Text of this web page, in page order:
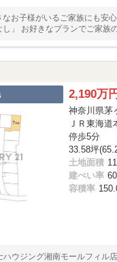
お子様がいるご家族にも安
」 お好きなプランでご家族
2,190万円
神奈川県茅
ＪＲ東海
停歩5分
33.58坪
土地面積
建ぺい率
容積率
ハウジング湘南モールフィル